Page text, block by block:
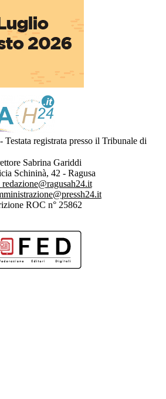
Testata registrata presso il Tribunale di
Sabrina Gariddi
Schininà, 42 - Ragusa
redazione@ragusah24.it
ROC n° 25862